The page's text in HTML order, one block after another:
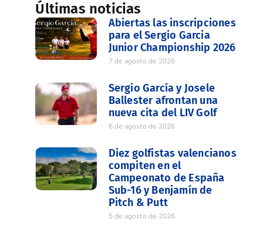
Últimas noticias
Abiertas las inscripciones
para el Sergio Garcia
Junior Championship 2026
7 de agosto de 2026
Sergio García y Josele
Ballester afrontan una
nueva cita del LIV Golf
6 de agosto de 2026
Diez golfistas valencianos
compiten en el
Campeonato de España
Sub-16 y Benjamín de
Pitch & Putt
5 de agosto de 2026